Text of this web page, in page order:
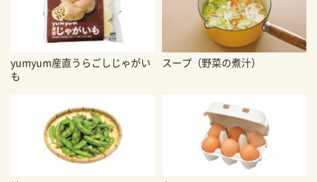
yumyum産直うらごしじゃがい
も
スープ（野菜の煮汁）